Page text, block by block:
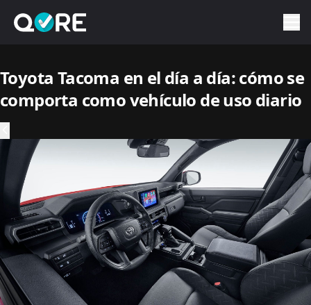
Toyota Tacoma en el día a día: cómo se
comporta como vehículo de uso diario